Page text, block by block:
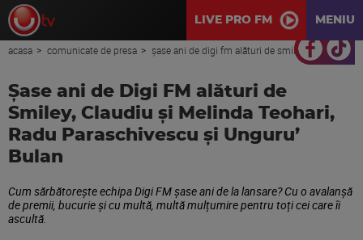
LIVE PRO FM MENIU
acasa comunicate de presa șase ani de digi fm alături de smiley, claudiu și melinda teohari, radu paraschivescu și unguru’ bulan
Șase ani de Digi FM alături de
Smiley, Claudiu și Melinda Teohari,
Radu Paraschivescu și Unguru’
Bulan
Cum sărbătorește echipa Digi FM șase ani de la lansare? Cu o avalanșă
de premii, bucurie și cu multă, multă mulțumire pentru toți cei care îi
ascultă.